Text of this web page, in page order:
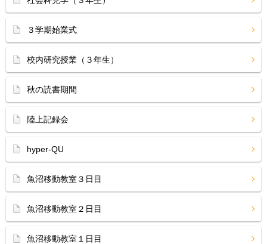
３学期始業式
校内研究授業（３年生）
秋の読書期間
陸上記録会
hyper-QU
魚沼移動教室３日目
魚沼移動教室２日目
魚沼移動教室１日目